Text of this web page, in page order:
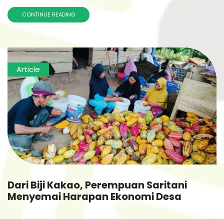
CONTINUE READING
Article
Dari Biji Kakao, Perempuan Saritani
Menyemai Harapan Ekonomi Desa